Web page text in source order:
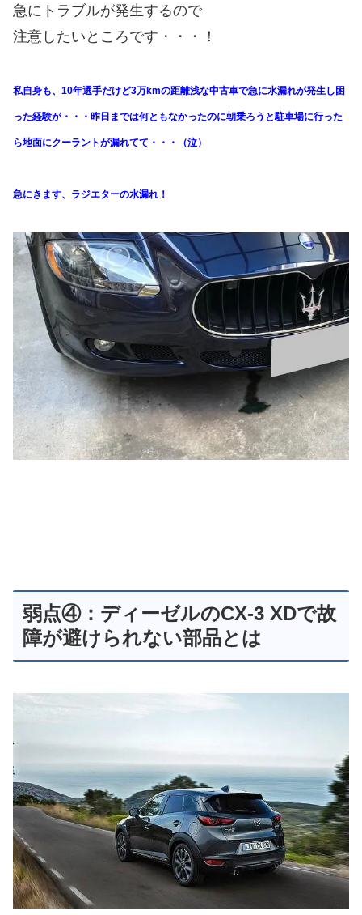
急にトラブルが発生するので
注意したいところです・・・！
私自身も、10年選手だけど3万kmの距離浅な中古車で急に水漏れが発生し困
った経験が・・・昨日までは何ともなかったのに朝乗ろうと駐車場に行った
ら地面にクーラントが漏れてて・・・（泣）
急にきます、ラジエターの水漏れ！
弱点④：ディーゼルのCX-3 XDで故
障が避けられない部品とは